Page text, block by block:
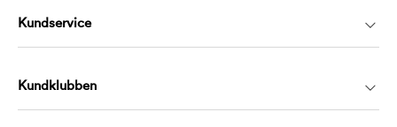
Kundservice
Kundklubben